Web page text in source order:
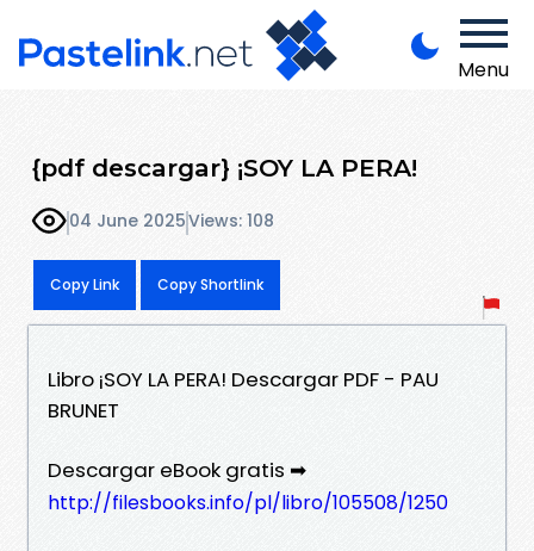
Menu
{pdf descargar} ¡SOY LA PERA!
04 June 2025Views: 108
Copy Link Copy Shortlink
Libro ¡SOY LA PERA! Descargar PDF - PAU
BRUNET
Descargar eBook gratis ➡
http://filesbooks.info/pl/libro/105508/1250